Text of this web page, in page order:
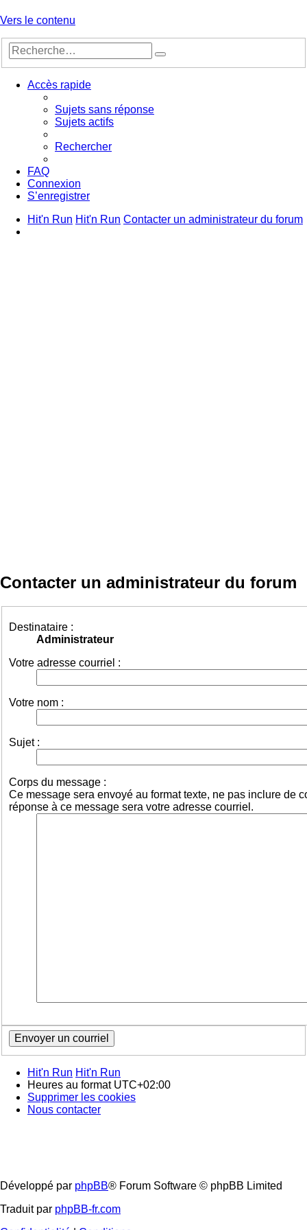
Vers le contenu
Rechercher
Accès rapide
Sujets sans réponse
Sujets actifs
Rechercher
FAQ
Connexion
S’enregistrer
Hit'n Run Hit'n Run Contacter un administrateur du forum
Contacter un administrateur du forum
Destinataire :
Administrateur
Votre adresse courriel :
Votre nom :
Sujet :
Corps du message :
Ce message sera envoyé au format texte, ne pas inclure de
réponse à ce message sera votre adresse courriel.
Hit'n Run Hit'n Run
Heures au format UTC+02:00
Supprimer les cookies
Nous contacter
Développé par phpBB® Forum Software © phpBB Limited
Traduit par phpBB-fr.com